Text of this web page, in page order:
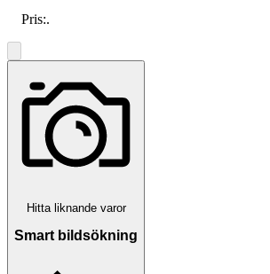
Pris:.
Hitta liknande varor
Smart bildsökning